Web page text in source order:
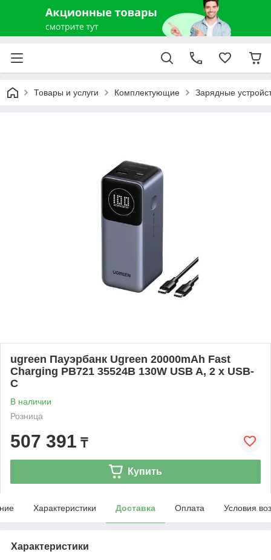
Товары и услуги Комплектующие Зарядные
ugreen Пауэрбанк Ugreen 20000mAh Fast
Charging PB721 35524B 130W USB A, 2 x USB-
C
В наличии
Розница
507 391 ₸
Купить
Характеристики Доставка Оплата Условия
Характеристики